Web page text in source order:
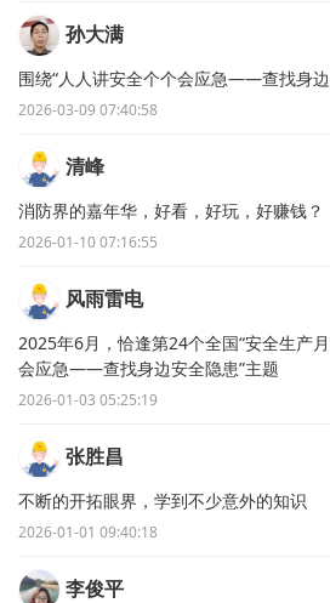
孙大满
围绕“人人讲安全个个会应急——查找身边
2026-03-09 07:40:58
清峰
消防界的嘉年华，好看，好玩，好赚钱？
2026-01-10 07:16:55
风雨雷电
2025年6月，恰逢第24个全国“安全生产
会应急——查找身边安全隐患”主题
2026-01-03 05:25:19
张胜昌
不断的开拓眼界，学到不少意外的知识
2026-01-01 09:40:18
李俊平